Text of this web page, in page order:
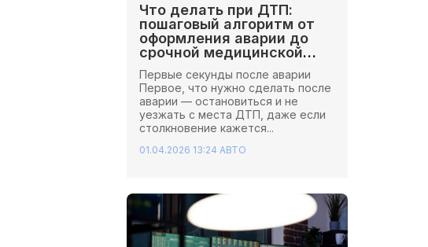
Что делать при ДТП:
пошаговый алгоритм от
оформления аварии до
срочной медицинской
помощи
Первые секунды после аварии
Первое, что нужно сделать после
аварии — остановиться и не
уезжать с места ДТП, даже если
столкновение кажется...
01.04.2026 13:24 АВТО